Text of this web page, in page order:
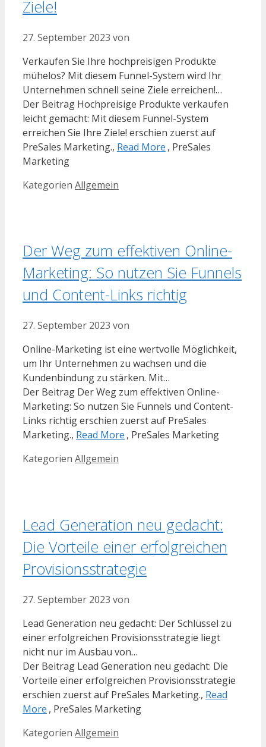
Ziele!
27. September 2023 von
Verkaufen Sie Ihre hochpreisigen Produkte
mühelos? Mit diesem Funnel-System wird Ihr
Unternehmen schnell seine Ziele erreichen!…
Der Beitrag Hochpreisige Produkte verkaufen
leicht gemacht: Mit diesem Funnel-System
erreichen Sie Ihre Ziele! erschien zuerst auf
PreSales Marketing., Read More , PreSales
Marketing
Kategorien Allgemein
Der Weg zum effektiven Online-
Marketing: So nutzen Sie Funnels
und Content-Links richtig
27. September 2023 von
Online-Marketing ist eine wertvolle Möglichkeit,
um Ihr Unternehmen zu wachsen und die
Kundenbindung zu stärken. Mit…
Der Beitrag Der Weg zum effektiven Online-
Marketing: So nutzen Sie Funnels und Content-
Links richtig erschien zuerst auf PreSales
Marketing., Read More , PreSales Marketing
Kategorien Allgemein
Lead Generation neu gedacht:
Die Vorteile einer erfolgreichen
Provisionsstrategie
27. September 2023 von
Lead Generation neu gedacht: Der Schlüssel zu
einer erfolgreichen Provisionsstrategie liegt
nicht nur im Ausbau von…
Der Beitrag Lead Generation neu gedacht: Die
Vorteile einer erfolgreichen Provisionsstrategie
erschien zuerst auf PreSales Marketing., Read
More , PreSales Marketing
Kategorien Allgemein